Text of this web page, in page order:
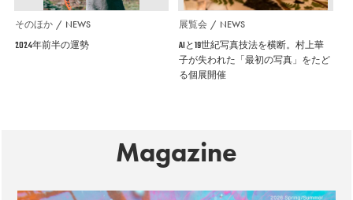
そのほか NEWS
2024年前半の運勢
展覧会 NEWS
AIと19世紀写真技法を横断。村上華
子が失われた「最初の写真」をたど
る個展開催
Magazine